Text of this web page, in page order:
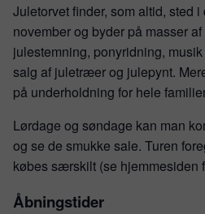
Juletorvet finder, som altid, sted
november og byder på masser
julestemning, ponyridning,
salg af juletræer og julepynt.
på underholdning for hele
Lørdage og søndage kan man
og se de smukke sale. Turen
købes særskilt (se hjemmesiden
Åbningstider